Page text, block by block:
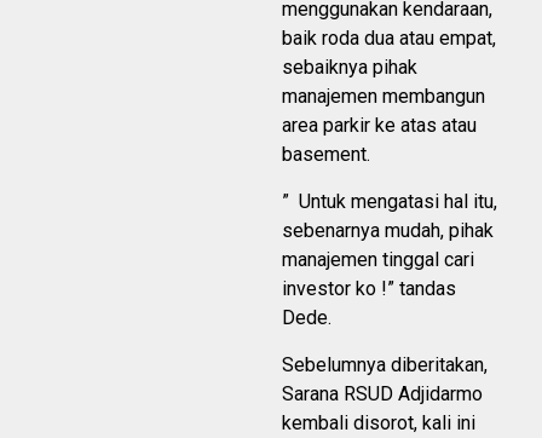
menggunakan kendaraan,
baik roda dua atau empat,
sebaiknya pihak
manajemen membangun
area parkir ke atas atau
basement.
” Untuk mengatasi hal itu,
sebenarnya mudah, pihak
manajemen tinggal cari
investor ko !” tandas
Dede.
Sebelumnya diberitakan,
Sarana RSUD Adjidarmo
kembali disorot, kali ini